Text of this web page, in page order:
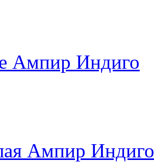
Ампир Индиго
Ампир Индиго